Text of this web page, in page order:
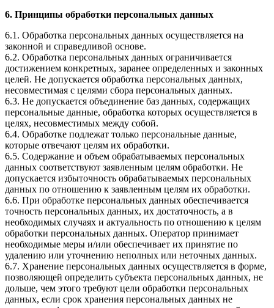
6. Принципы обработки персональных данных
6.1. Обработка персональных данных осуществляется на
законной и справедливой основе.
6.2. Обработка персональных данных ограничивается
достижением конкретных, заранее определенных и законных
целей. Не допускается обработка персональных данных,
несовместимая с целями сбора персональных данных.
6.3. Не допускается объединение баз данных, содержащих
персональные данные, обработка которых осуществляется в
целях, несовместимых между собой.
6.4. Обработке подлежат только персональные данные,
которые отвечают целям их обработки.
6.5. Содержание и объем обрабатываемых персональных
данных соответствуют заявленным целям обработки. Не
допускается избыточность обрабатываемых персональных
данных по отношению к заявленным целям их обработки.
6.6. При обработке персональных данных обеспечивается
точность персональных данных, их достаточность, а в
необходимых случаях и актуальность по отношению к целям
обработки персональных данных. Оператор принимает
необходимые меры и/или обеспечивает их принятие по
удалению или уточнению неполных или неточных данных.
6.7. Хранение персональных данных осуществляется в форме,
позволяющей определить субъекта персональных данных, не
дольше, чем этого требуют цели обработки персональных
данных, если срок хранения персональных данных не